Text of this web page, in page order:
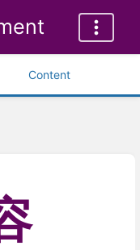
Content